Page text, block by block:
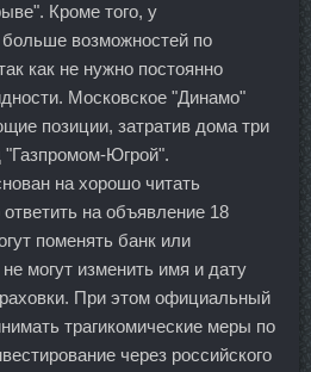
Кроме того, у
возможностей по
как не нужно постоянно
Московское "Динамо"
позиции, затратив дома три
Югрой".
на хорошо читать
на объявление 18
поменять банк или
могут изменить имя и дату
При этом официальный
трагикомические меры по
через российского